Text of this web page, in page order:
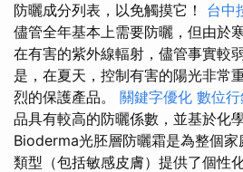
防曬成分列表，以免觸摸它！ 台中
儘管全年基本上需要防曬，但由於
在有害的紫外線輻射，儘管事實較
是，在夏天，控制有害的陽光非常
烈的保護產品。 關鍵字優化 數位
品具有較高的防曬係數，並基於化
Bioderma光胚層防曬霜是為整個
類型（包括敏感皮膚）提供了個性